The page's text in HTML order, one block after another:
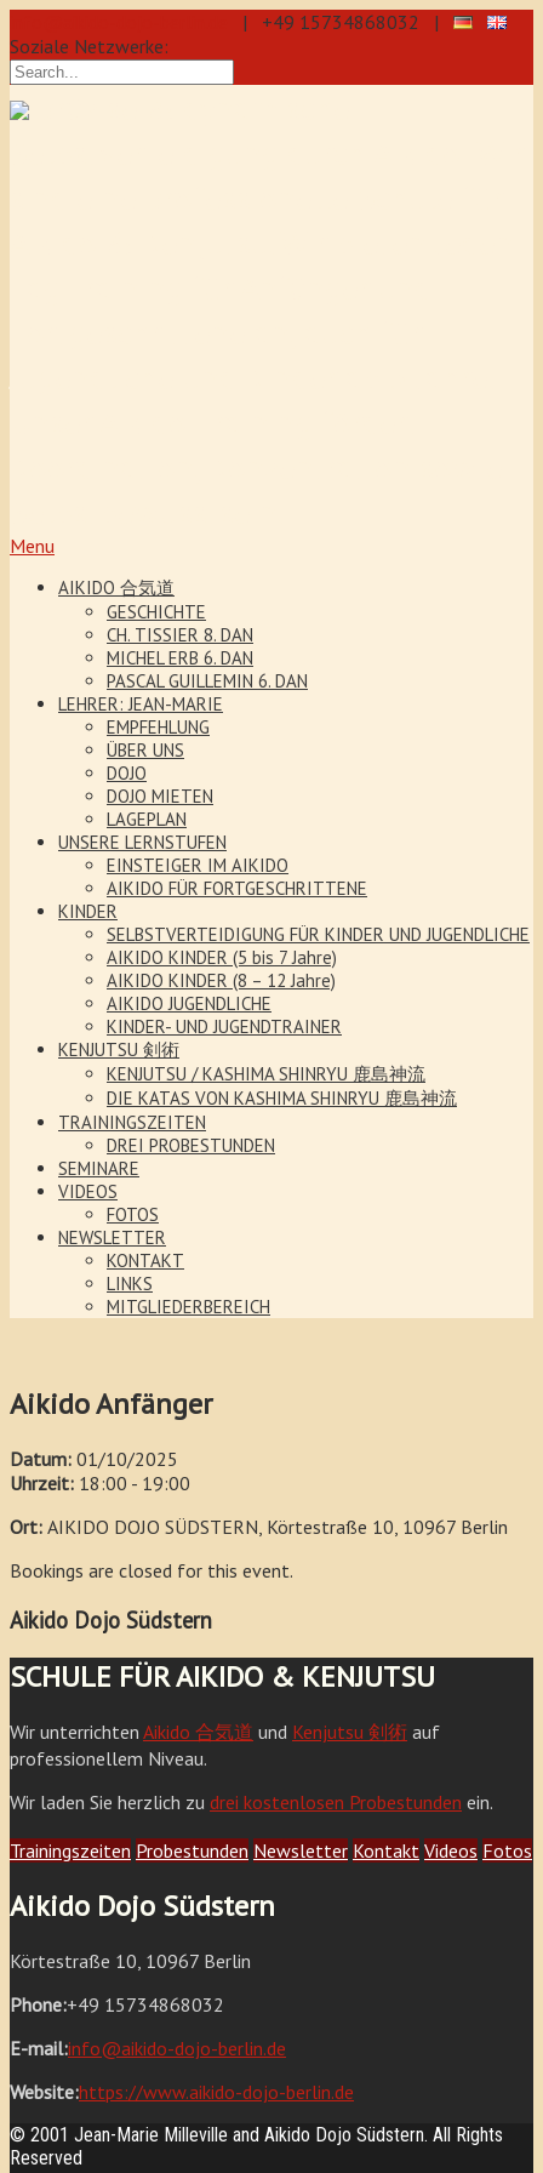
| +49 15734868032 |
Soziale Netzwerke:
Menu
AIKIDO 合気道
GESCHICHTE
CH. TISSIER 8. DAN
MICHEL ERB 6. DAN
PASCAL GUILLEMIN 6. DAN
LEHRER: JEAN-MARIE
EMPFEHLUNG
ÜBER UNS
DOJO
DOJO MIETEN
LAGEPLAN
UNSERE LERNSTUFEN
EINSTEIGER IM AIKIDO
AIKIDO FÜR FORTGESCHRITTENE
KINDER
SELBSTVERTEIDIGUNG FÜR KINDER UND JUGENDLICHE
AIKIDO KINDER (5 bis 7 Jahre)
AIKIDO KINDER (8 – 12 Jahre)
AIKIDO JUGENDLICHE
KINDER- UND JUGENDTRAINER
KENJUTSU 剣術
KENJUTSU / KASHIMA SHINRYU 鹿島神流
DIE KATAS VON KASHIMA SHINRYU 鹿島神流
TRAININGSZEITEN
DREI PROBESTUNDEN
SEMINARE
VIDEOS
FOTOS
NEWSLETTER
KONTAKT
LINKS
MITGLIEDERBEREICH
Aikido Anfänger
Datum: 01/10/2025
Uhrzeit: 18:00 - 19:00
Ort: AIKIDO DOJO SÜDSTERN, Körtestraße 10, 10967 Berlin
Bookings are closed for this event.
Aikido Dojo Südstern
SCHULE FÜR AIKIDO & KENJUTSU
Wir unterrichten Aikido 合気道 und Kenjutsu 剣術 auf
professionellem Niveau.
Wir laden Sie herzlich zu drei kostenlosen Probestunden ein.
Trainingszeiten Probestunden Newsletter Kontakt Videos Fotos
Aikido Dojo Südstern
Körtestraße 10, 10967 Berlin
Phone:+49 15734868032
E-mail:info@aikido-dojo-berlin.de
Website:https://www.aikido-dojo-berlin.de
© 2001 Jean-Marie Milleville and Aikido Dojo Südstern. All Rights
Reserved